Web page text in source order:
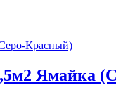
Ямайка